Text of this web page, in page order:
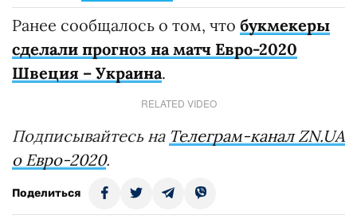
Ранее сообщалось о том, что букмекеры
сделали прогноз на матч Евро-2020
Швеция – Украина.
RELATED VIDEO
Подписывайтесь на Телеграм-канал ZN.UA
о Евро-2020.
Поделиться